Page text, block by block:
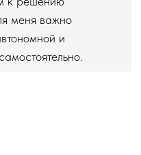
меня важно
и
что конкретно